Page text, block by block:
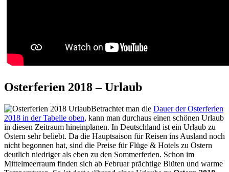
Osterferien 2018 – Urlaub
Betrachtet man die Dauer der Osterferien
2018 in der Tabelle oben, kann man durchaus einen schönen Urlaub
in diesen Zeitraum hineinplanen. In Deutschland ist ein Urlaub zu
Ostern sehr beliebt. Da die Hauptsaison für Reisen ins Ausland noch
nicht begonnen hat, sind die Preise für Flüge & Hotels zu Ostern
deutlich niedriger als eben zu den Sommerferien. Schon im
Mittelmeerraum finden sich ab Februar prächtige Blüten und warme